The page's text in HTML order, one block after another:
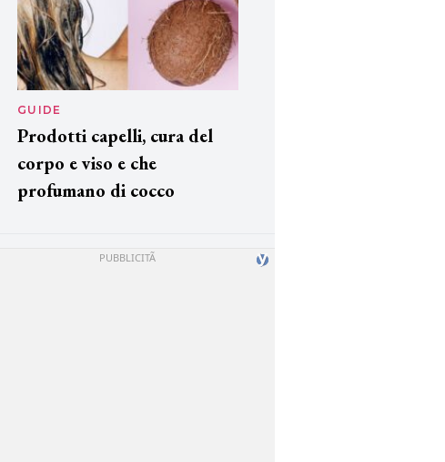
GUIDE
Prodotti capelli, cura del
corpo e viso e che
profumano di cocco